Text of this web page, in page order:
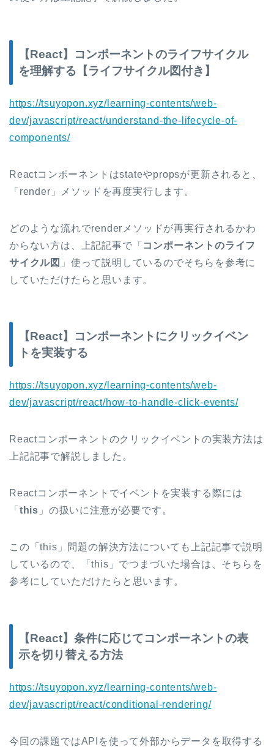
【React】コンポーネントのライフサイクル
を理解する【ライフサイクル図付き】
https://tsuyopon.xyz/learning-contents/web-
dev/javascript/react/understand-the-lifecycle-of-
components/
Reactコンポーネントはstateやpropsが更新されると、
「render」メソッドを再度実行します。
どのような流れでrenderメソッドが再実行されるかわ
からない方は、上記記事で「 コンポーネントのライフ
サイクル図 」使って説明しているのでそちらを参考に
していただけたらと思います。
【React】コンポーネントにクリックイベン
トを実装する
https://tsuyopon.xyz/learning-contents/web-
dev/javascript/react/how-to-handle-click-events/
Reactコンポーネントのクリックイベントの実装方法は
上記記事で解説しました。
Reactコンポーネントでイベントを実装する際には
「 this 」の扱いに注意が必要です。
この「this」問題の解決方法についても上記記事で説明
しているので、「this」でつまづいた場合は、そちらを
参考にしていただけたらと思います。
【React】条件に応じてコンポーネントの表
示を切り替える方法
https://tsuyopon.xyz/learning-contents/web-
dev/javascript/react/conditional-rendering/
今回の課題ではAPIを使って外部からデータを取得する